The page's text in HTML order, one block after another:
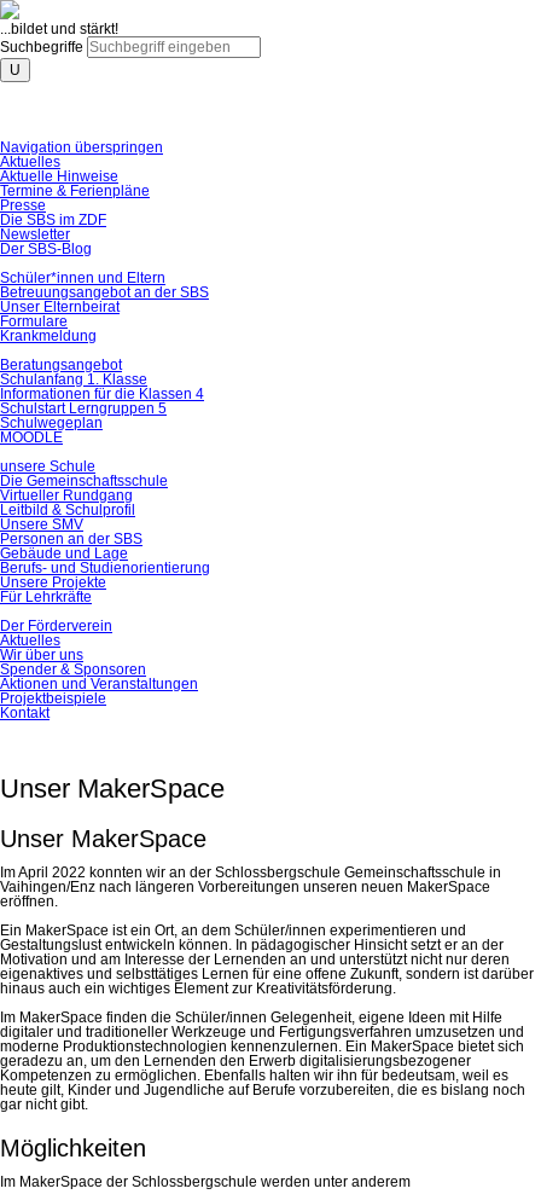
...bildet und stärkt!
Suchbegriffe
U
Navigation überspringen
Aktuelles
Aktuelle Hinweise
Termine & Ferienpläne
Presse
Die SBS im ZDF
Newsletter
Der SBS-Blog
Schüler*innen und Eltern
Betreuungsangebot an der SBS
Unser Elternbeirat
Formulare
Krankmeldung
Beratungsangebot
Schulanfang 1. Klasse
Informationen für die Klassen 4
Schulstart Lerngruppen 5
Schulwegeplan
MOODLE
unsere Schule
Die Gemeinschaftsschule
Virtueller Rundgang
Leitbild & Schulprofil
Unsere SMV
Personen an der SBS
Gebäude und Lage
Berufs- und Studienorientierung
Unsere Projekte
Für Lehrkräfte
Der Förderverein
Aktuelles
Wir über uns
Spender & Sponsoren
Aktionen und Veranstaltungen
Projektbeispiele
Kontakt
Unser MakerSpace
Unser MakerSpace
Im April 2022 konnten wir an der Schlossbergschule Gemeinschaftsschule in
Vaihingen/Enz nach längeren Vorbereitungen unseren neuen MakerSpace
eröffnen.
Ein MakerSpace ist ein Ort, an dem Schüler/innen experimentieren und
Gestaltungslust entwickeln können. In pädagogischer Hinsicht setzt er an der
Motivation und am Interesse der Lernenden an und unterstützt nicht nur deren
eigenaktives und selbsttätiges Lernen für eine offene Zukunft, sondern ist darüber
hinaus auch ein wichtiges Element zur Kreativitätsförderung.
Im MakerSpace finden die Schüler/innen Gelegenheit, eigene Ideen mit Hilfe
digitaler und traditioneller Werkzeuge und Fertigungsverfahren umzusetzen und
moderne Produktionstechnologien kennenzulernen. Ein MakerSpace bietet sich
geradezu an, um den Lernenden den Erwerb digitalisierungsbezogener
Kompetenzen zu ermöglichen. Ebenfalls halten wir ihn für bedeutsam, weil es
heute gilt, Kinder und Jugendliche auf Berufe vorzubereiten, die es bislang noch
gar nicht gibt.
Möglichkeiten
Im MakerSpace der Schlossbergschule werden unter anderem